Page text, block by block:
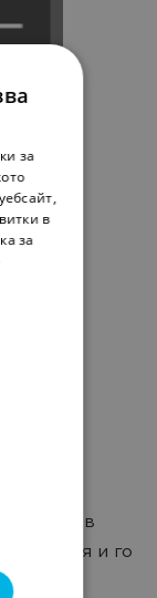
в
и го
за
в
за